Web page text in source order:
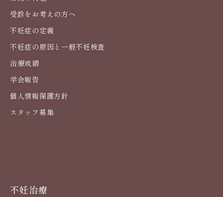
受診をお考えの方へ
不妊症の定義
不妊症の原因と一般不妊検査
治療成績
学会報告
個人情報保護方針
スタッフ募集
不妊治療